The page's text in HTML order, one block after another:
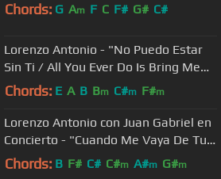
Chords: G Am F C F# G# C#
Lorenzo Antonio - "No Puedo Estar
Sin Ti / All You Ever Do Is Bring Me
Down"
Chords: E A B Bm C#m F#m
Lorenzo Antonio con Juan Gabriel en
Concierto - "Cuando Me Vaya De Tu
Lado"
Chords: B F# C# C#m A#m G#m